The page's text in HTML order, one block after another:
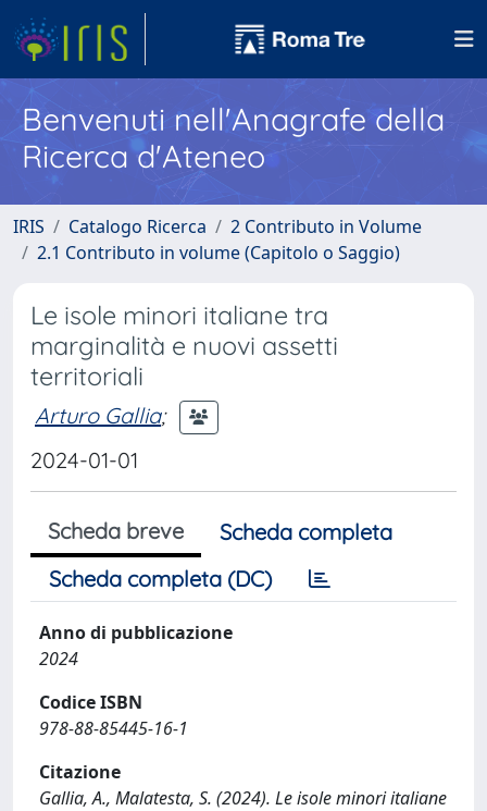
Benvenuti nell'Anagrafe della
Ricerca d'Ateneo
IRIS Catalogo Ricerca
2 Contributo in Volume
2.1 Contributo in volume (Capitolo o Saggio)
Le isole minori italiane tra
marginalità e nuovi assetti
territoriali
Arturo Gallia;
2024-01-01
Scheda breve
Scheda completa
Scheda completa (DC)
Anno di pubblicazione
2024
Codice ISBN
978-88-85445-16-1
Citazione
Gallia, A., Malatesta, S. (2024). Le isole minori italiane